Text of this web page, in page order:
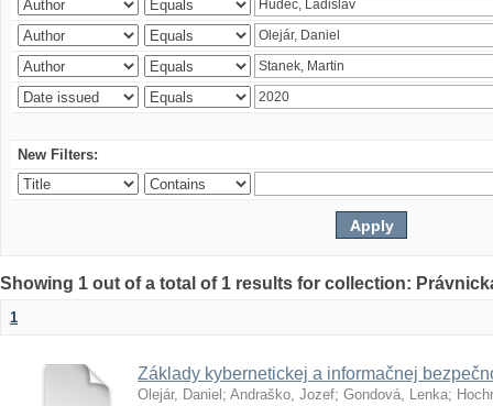
New Filters:
Showing 1 out of a total of 1 results for collection:
1
Základy kybernetickej a informačnej
Olejár, Daniel ; Andraško, Jozef; Gondová, Lenka;